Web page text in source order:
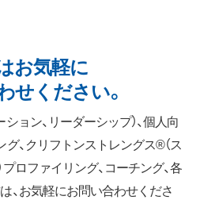
お気軽に
せください。
ョン、リーダーシップ）、個人向
、クリフトンストレングス®（ス
ロファイリング、コーチング、各
、お気軽にお問い合わせくださ